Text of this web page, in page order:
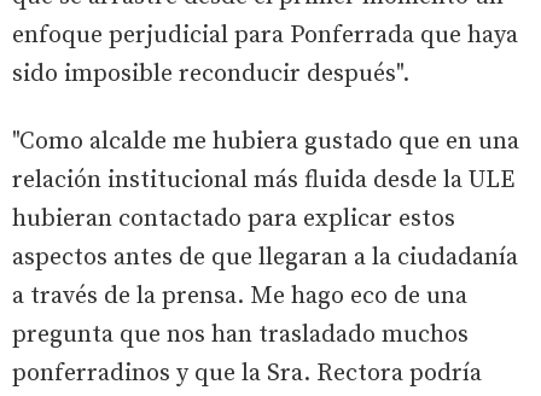
enfoque perjudicial para Ponferrada que haya
sido imposible reconducir después".
"Como alcalde me hubiera gustado que en una
relación institucional más fluida desde la ULE
hubieran contactado para explicar estos
aspectos antes de que llegaran a la ciudadanía
a través de la prensa. Me hago eco de una
pregunta que nos han trasladado muchos
ponferradinos y que la Sra. Rectora podría